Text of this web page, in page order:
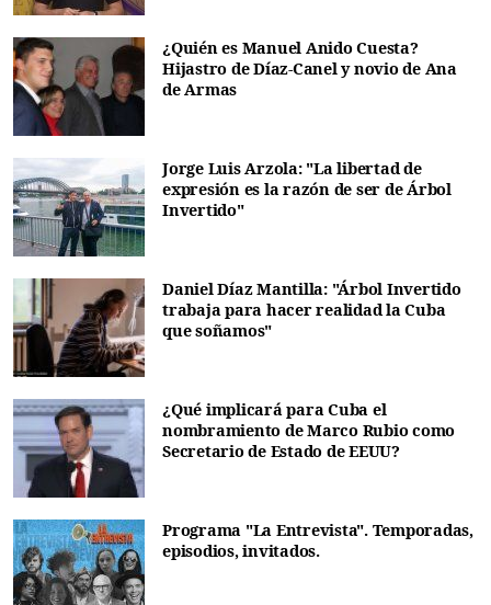
¿Quién es Manuel Anido Cuesta?
Hijastro de Díaz-Canel y novio de Ana
de Armas
Jorge Luis Arzola: "La libertad de
expresión es la razón de ser de Árbol
Invertido"
Daniel Díaz Mantilla: "Árbol Invertido
trabaja para hacer realidad la Cuba
que soñamos"
¿Qué implicará para Cuba el
nombramiento de Marco Rubio como
Secretario de Estado de EEUU?
Programa "La Entrevista". Temporadas,
episodios, invitados.